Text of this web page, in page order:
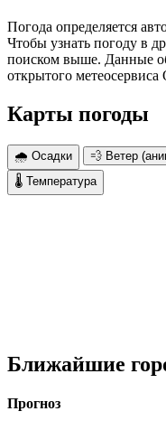
Погода определяется
Чтобы узнать погоду в
поиском выше. Данные
открытого метеосервиса
Карты погоды
🌧 Осадки 💨 Ветер
🌡 Температура
Ближайшие
Прогноз